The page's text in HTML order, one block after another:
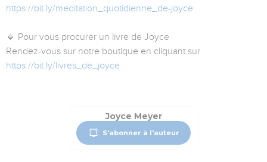
https://bit.ly/meditation_quotidienne_de-joyce
🔹 Pour vous procurer un livre de Joyce
Rendez-vous sur notre boutique en cliquant sur
https://bit.ly/livres_de_joyce
Joyce Meyer
S'abonner à l'auteur